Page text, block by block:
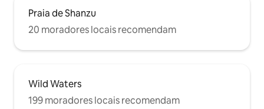
Praia de Shanzu
20 moradores locais recomendam
Wild Waters
199 moradores locais recomendam